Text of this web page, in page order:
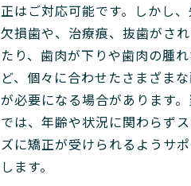
正はご対応可能です。しかし、
欠損歯や、治療痕、抜歯がさ
たり、歯肉が下りや歯肉の腫
ど、個々に合わせたさまざま
が必要になる場合があります。
では、年齢や状況に関わらず
ズに矯正が受けられるようサ
します。